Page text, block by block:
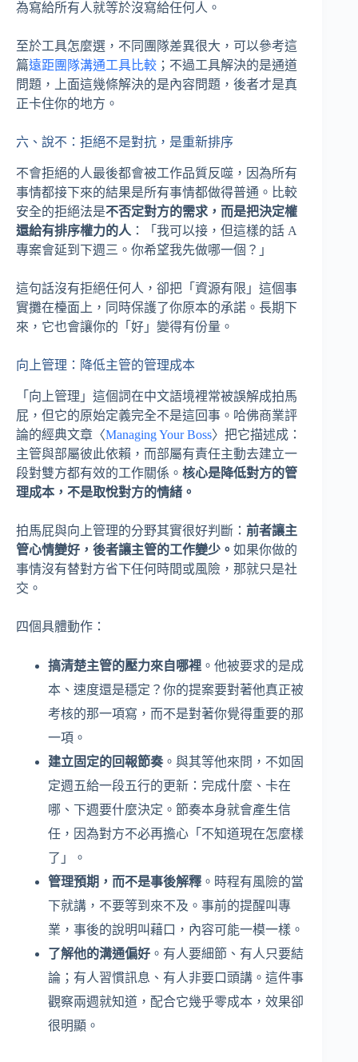
為寫給所有人就等於沒寫給任何人。
至於工具怎麼選，不同團隊差異很大，可以參考這
篇遠距團隊溝通工具比較 ；不過工具解決的是通道
問題，上面這幾條解決的是內容問題，後者才是真
正卡住你的地方。
六、說不：拒絕不是對抗，是重新排序
不會拒絕的人最後都會被工作品質反噬，因為所有
事情都接下來的結果是所有事情都做得普通。比較
安全的拒絕法是不否定對方的需求，而是把決定權
還給有排序權力的人 ：「我可以接，但這樣的話 A
專案會延到下週三。你希望我先做哪一個？」
這句話沒有拒絕任何人，卻把「資源有限」這個事
實攤在檯面上，同時保護了你原本的承諾。長期下
來，它也會讓你的「好」變得有份量。
向上管理：降低主管的管理成本
「向上管理」這個詞在中文語境裡常被誤解成拍馬
屁，但它的原始定義完全不是這回事。哈佛商業評
論的經典文章〈Managing Your Boss〉把它描述成：
主管與部屬彼此依賴，而部屬有責任主動去建立一
段對雙方都有效的工作關係。 核心是降低對方的管
理成本，不是取悅對方的情緒。
拍馬屁與向上管理的分野其實很好判斷： 前者讓主
管心情變好，後者讓主管的工作變少。 如果你做的
事情沒有替對方省下任何時間或風險，那就只是社
交。
四個具體動作：
搞清楚主管的壓力來自哪裡 。他被要求的是成
本、速度還是穩定？你的提案要對著他真正被
考核的那一項寫，而不是對著你覺得重要的那
一項。
建立固定的回報節奏 。與其等他來問，不如固
定週五給一段五行的更新：完成什麼、卡在
哪、下週要什麼決定。節奏本身就會產生信
任，因為對方不必再擔心「不知道現在怎麼樣
了」。
管理預期，而不是事後解釋 。時程有風險的當
下就講，不要等到來不及。事前的提醒叫專
業，事後的說明叫藉口，內容可能一模一樣。
了解他的溝通偏好 。有人要細節、有人只要結
論；有人習慣訊息、有人非要口頭講。這件事
觀察兩週就知道，配合它幾乎零成本，效果卻
很明顯。